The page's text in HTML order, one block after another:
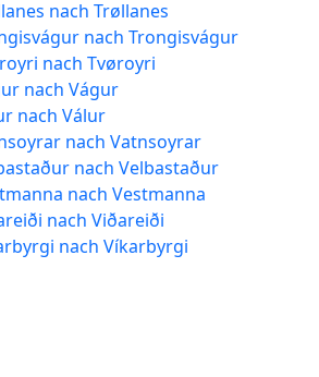
nach Trøllanes
nach Trongisvágur
nach Tvøroyri
nach Vágur
nach Válur
nach Vatnsoyrar
nach Velbastaður
nach Vestmanna
nach Viðareiði
nach Víkarbyrgi